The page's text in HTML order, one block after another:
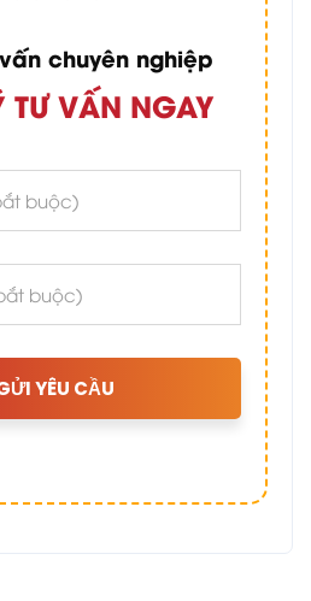
chuyên nghiệp
VẤN NGAY
YÊU CẦU